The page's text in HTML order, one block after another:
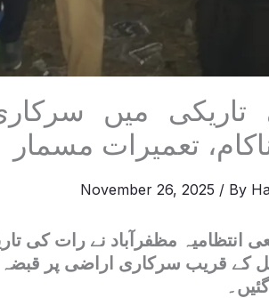
میں
تعمیرات مسمار
November 26, 2025 / By
انتظامیہ مظفرآباد نے رات کی
پل کے قریب سرکاری اراضی پر